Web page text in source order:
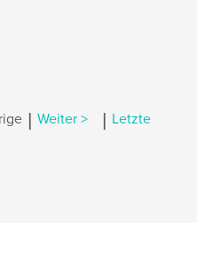
| Weiter > | Letzte